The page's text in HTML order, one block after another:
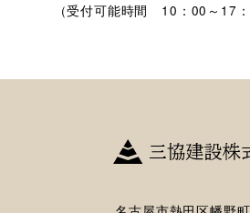
（受付可能時間 10：00～17